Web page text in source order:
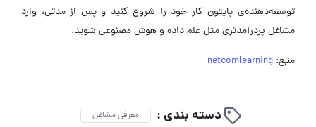
توسعه‌دهنده‌ی پایتون کار خود را شروع کنید و پس از مدتی، وارد
مشاغل پردرآمدتری مثل علم داده و هوش مصنوعی شوید.
منبع: netcomlearning
دسته بندی : معرفی مشاغل